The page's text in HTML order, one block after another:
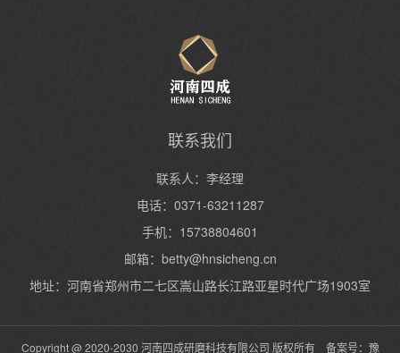
联系我们
联系人：李经理
电话：0371-63211287
手机：15738804601
邮箱： betty@hnsicheng.cn
地址：河南省郑州市二七区嵩山路长江路亚星时代广场1903室
Copyright @ 2020-2030 河南四成研磨科技有限公司 版权所有 备案号： 豫